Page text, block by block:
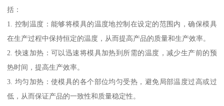
括：
1. 控制温度：能够将模具的温度地控制在设定的范围内，确保模具
在生产过程中保持恒定的温度，从而提高产品的质量和生产效率。
2. 快速加热：可以迅速将模具加热到所需的温度，减少生产前的预
热时间，提高生产效率。
3. 均匀加热：使模具的各个部位均匀受热，避免局部温度过高或过
低，从而保证产品的一致性和质量稳定性。